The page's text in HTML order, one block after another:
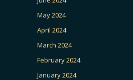
May 2024
April 2024
March 2024
February 2024
January 2024